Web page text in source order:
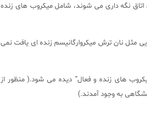
نگه داری می شوند، شامل میکروب های زنده
مثل نان ترش میکروارگانیسم زنده ای یافت نمی
های زنده و فعال” دیده می شود.( منظور از
به وجود آمدند.)